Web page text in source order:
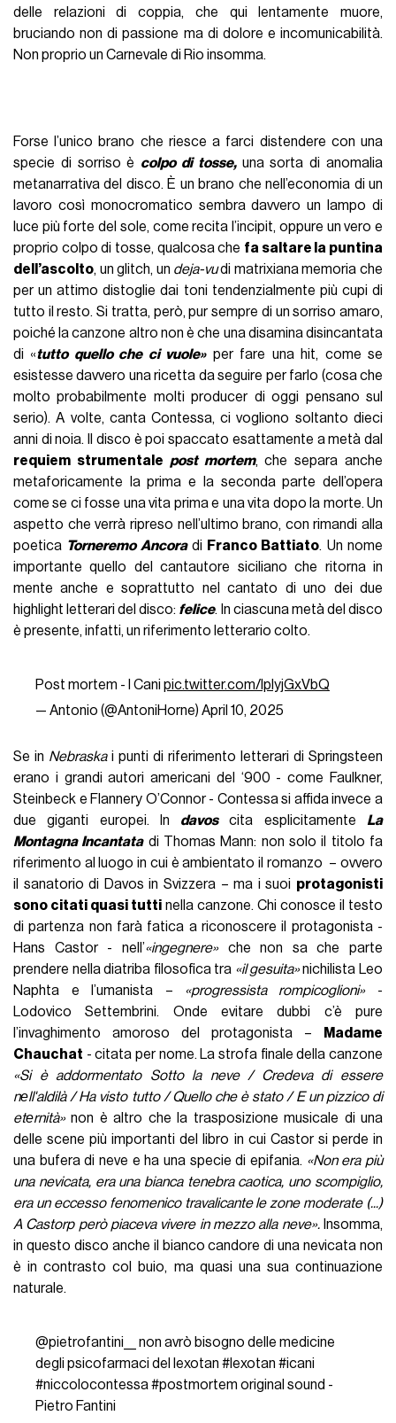
delle relazioni di coppia, che qui lentamente muore,
bruciando non di passione ma di dolore e incomunicabilità.
Non proprio un Carnevale di Rio insomma.
Forse l’unico brano che riesce a farci distendere con una
specie di sorriso è colpo di tosse, una sorta di anomalia
metanarrativa del disco. È un brano che nell’economia di un
lavoro così monocromatico sembra davvero un lampo di
luce più forte del sole, come recita l’incipit, oppure un vero e
proprio colpo di tosse, qualcosa che fa saltare la puntina
dell’ascolto, un glitch, un deja-vudi matrixiana memoria che
per un attimo distoglie dai toni tendenzialmente più cupi di
tutto il resto. Si tratta, però, pur sempre di un sorriso amaro,
poiché la canzone altro non è che una disamina disincantata
di «tutto quello che ci vuole»per fare una hit, come se
esistesse davvero una ricetta da seguire per farlo (cosa che
molto probabilmente molti producer di oggi pensano sul
serio). A volte, canta Contessa, ci vogliono soltanto dieci
anni di noia. Il disco è poi spaccato esattamente a metà dal
requiem strumentale post mortem, che separa anche
metaforicamente la prima e la seconda parte dell’opera
come se ci fosse una vita prima e una vita dopo la morte. Un
aspetto che verrà ripreso nell’ultimo brano, con rimandi alla
poetica Torneremo Ancoradi Franco Battiato. Un nome
importante quello del cantautore siciliano che ritorna in
mente anche e soprattutto nel cantato di uno dei due
highlight letterari del disco: felice. In ciascuna metà del disco
è presente, infatti, un riferimento letterario colto.
Post mortem - I Cani pic.twitter.com/IplyjGxVbQ
— Antonio (@AntoniHorne) April 10, 2025
Se in Nebraskai punti di riferimento letterari di Springsteen
erano i grandi autori americani del ‘900 - come Faulkner,
Steinbeck e Flannery O’Connor - Contessa si affida invece a
due giganti europei. In davoscita esplicitamente La
Montagna Incantatadi Thomas Mann: non solo il titolo fa
riferimento al luogo in cui è ambientato il romanzo – ovvero
il sanatorio di Davos in Svizzera – ma i suoi protagonisti
sono citati quasi tutti nella canzone. Chi conosce il testo
di partenza non farà fatica a riconoscere il protagonista -
Hans Castor - nell’«ingegnere»che non sa che parte
prendere nella diatriba filosofica tra «il gesuita»nichilista Leo
Naphta e l’umanista – «progressista rompicoglioni»-
Lodovico Settembrini. Onde evitare dubbi c’è pure
l’invaghimento amoroso del protagonista –
Madame
Chauchat - citata per nome. La strofa finale della canzone
«Si è addormentato Sotto la neve / Credeva di essere
nеll'aldilà / Ha visto tutto / Quello che è stato / E un pizzico di
etеrnità»non è altro che la trasposizione musicale di una
delle scene più importanti del libro in cui Castor si perde in
una bufera di neve e ha una specie di epifania. «Non era più
una nevicata, era una bianca tenebra caotica, uno scompiglio,
era un eccesso fenomenico travalicante le zone moderate (...)
A Castorp però piaceva vivere in mezzo alla neve».Insomma,
in questo disco anche il bianco candore di una nevicata non
è in contrasto col buio, ma quasi una sua continuazione
naturale.
@pietrofantini__
non avrò bisogno delle medicine
degli psicofarmaci del lexotan #lexotan #icani
#niccolocontessa#postmortem original sound -
Pietro Fantini